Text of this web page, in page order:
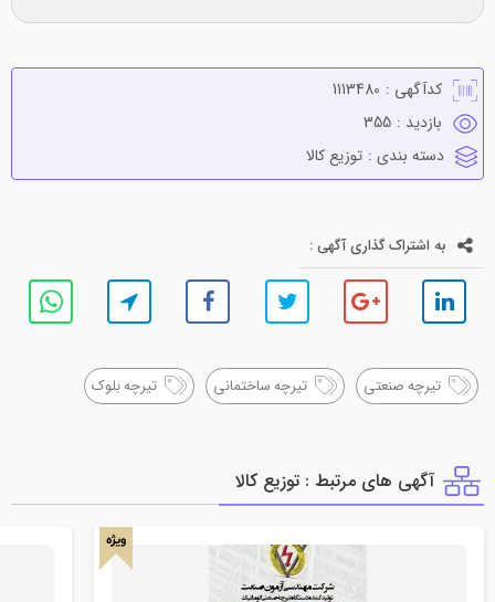
کدآگهی : 1113480
بازدید : 355
دسته بندی : توزيع كالا
به اشتراک گذاری آگهی :
تیرچه صنعتی تیرچه ساختمانی تیرچه بلوک
آگهی های مرتبط : توزيع كالا
ویژه